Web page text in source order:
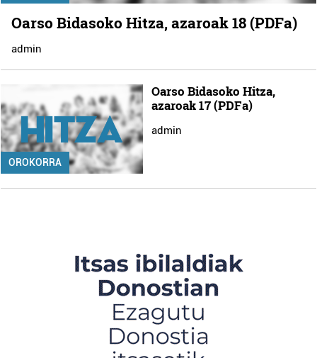
Oarso Bidasoko Hitza, azaroak 18 (PDFa)
admin
OROKORRA
Oarso Bidasoko Hitza,
azaroak 17 (PDFa)
admin